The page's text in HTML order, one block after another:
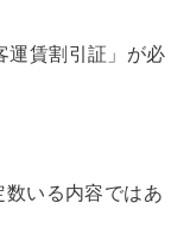
運賃割引証」が必
いる内容ではあ